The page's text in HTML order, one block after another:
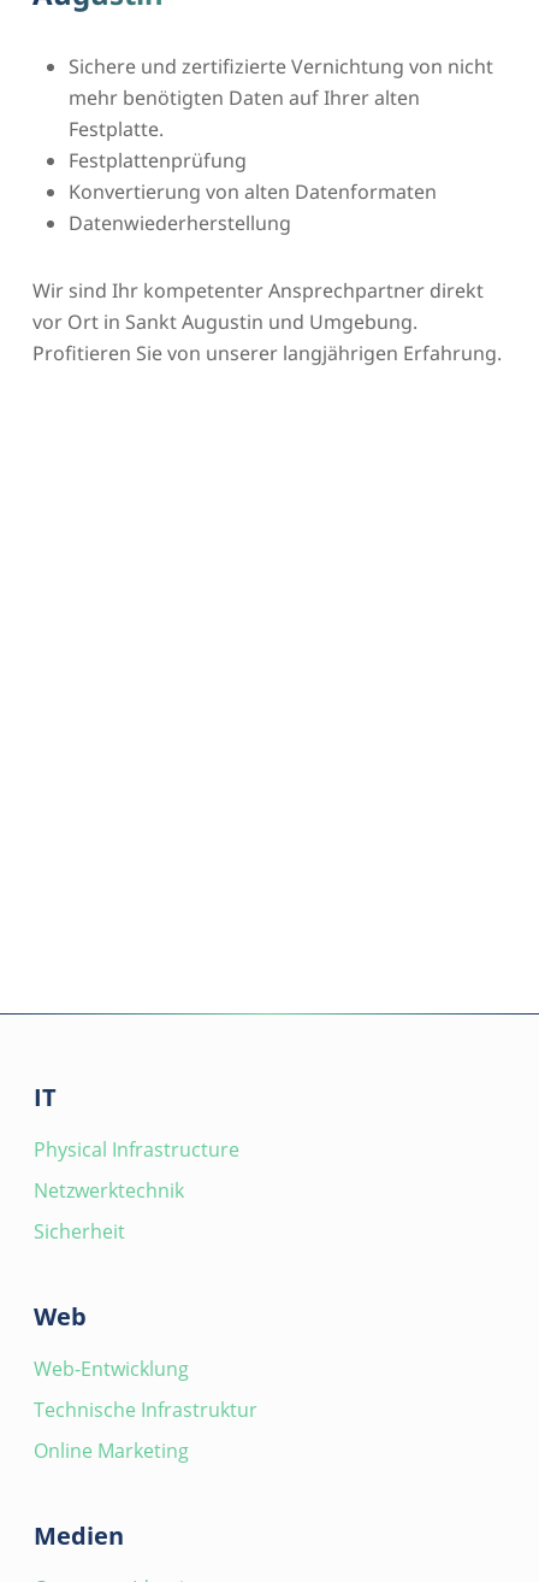
Sichere und zertifizierte Vernichtung von nicht
mehr benötigten Daten auf Ihrer alten
Festplatte.
Festplattenprüfung
Konvertierung von alten Datenformaten
Datenwiederherstellung
Wir sind Ihr kompetenter Ansprechpartner direkt
vor Ort in Sankt Augustin und Umgebung.
Profitieren Sie von unserer langjährigen Erfahrung.
IT
Physical Infrastructure
Netzwerktechnik
Sicherheit
Web
Web-Entwicklung
Technische Infrastruktur
Online Marketing
Medien